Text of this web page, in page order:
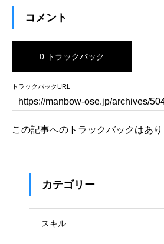
コメント
0 トラックバック
トラックバックURL
この記事へのトラックバックはあり
カテゴリー
スキル